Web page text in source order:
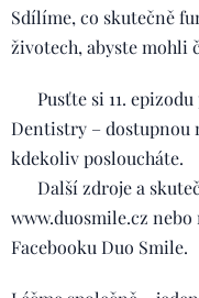
Sdílíme, co skutečně
životech, abyste
🎧 Pusťte si 11.
Dentistry – dostupnou
kdekoliv posloucháte.
📲 Další zdroje a
www.duosmile.cz nebo
Facebooku Duo Smile.